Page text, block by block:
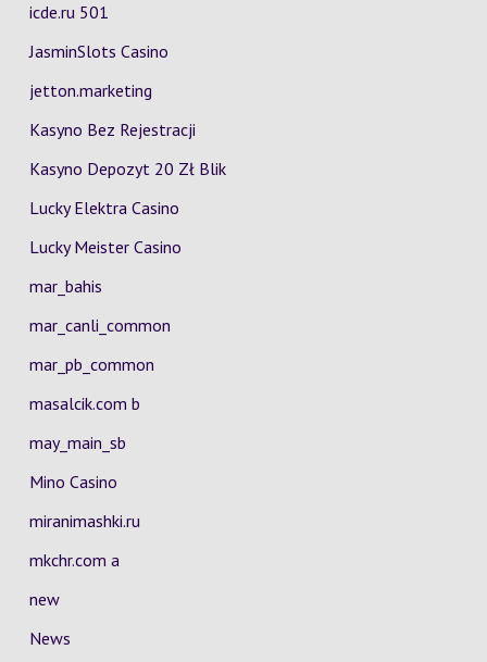
icde.ru 501
JasminSlots Casino
jetton.marketing
Kasyno Bez Rejestracji
Kasyno Depozyt 20 Zł Blik
Lucky Elektra Casino
Lucky Meister Casino
mar_bahis
mar_canli_common
mar_pb_common
masalcik.com b
may_main_sb
Mino Casino
miranimashki.ru
mkchr.com a
new
News